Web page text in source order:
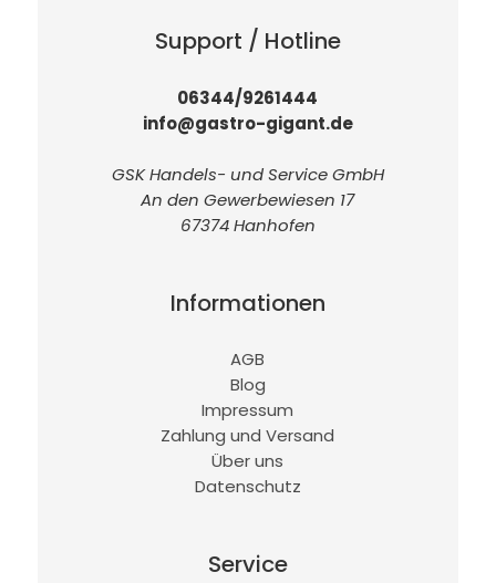
Support / Hotline
06344/9261444
info@gastro-gigant.de
GSK Handels- und Service GmbH
An den Gewerbewiesen 17
67374 Hanhofen
Informationen
AGB
Blog
Impressum
Zahlung und Versand
Über uns
Datenschutz
Service